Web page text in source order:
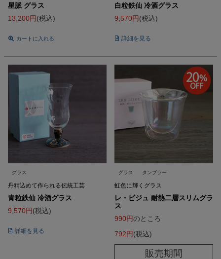
星脈 グラス
13,200
税込
カートに入れる
白粒鉄仙 冷酒グラス
9,570
税込
詳細を見る
グラス
丹精込めて作られる伝統工芸
青粒鉄仙 冷酒グラス
9,570
税込
詳細を見る
グラス タンブラー
虹色に輝くグラス
レ・ビジュ 耐熱二層スリムグラ
ス
990
のところ
792
税込
販売期間